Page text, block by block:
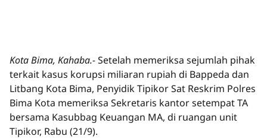
Kota Bima, Kahaba.-Setelah memeriksa sejumlah pihak
terkait kasus korupsi miliaran rupiah di Bappeda dan
Litbang Kota Bima, Penyidik Tipikor Sat Reskrim Polres
Bima Kota memeriksa Sekretaris kantor setempat TA
bersama Kasubbag Keuangan MA, di ruangan unit
Tipikor, Rabu (21/9).